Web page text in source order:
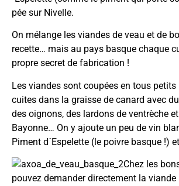
pée sur Nivelle.
On mélange les viandes de veau et de
recette… mais au pays basque chaque
propre secret de fabrication !
Les viandes sont coupées en tous
cuites dans la graisse de canard avec
des oignons, des lardons de ventrèche
Bayonne… On y ajoute un peu de vin
Piment d´Espelette (le poivre basque !)
Chez les
pouvez demander directement la viande